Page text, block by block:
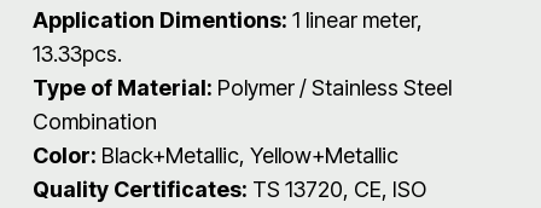
Application Dimentions: 1 linear meter,
13.33pcs.
Type of Material: Polymer / Stainless Steel
Combination
Color: Black+Metallic, Yellow+Metallic
Quality Certificates: TS 13720, CE, ISO